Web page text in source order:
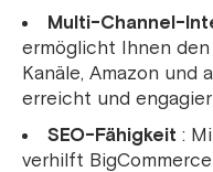
Multi-Channel-
ermöglicht Ihnen
Kanäle, Amazon und
erreicht und
SEO-Fähigkeit :
verhilft